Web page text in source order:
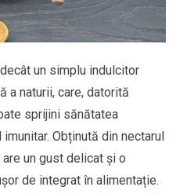
un simplu indulcitor
a naturii, care, datorită
sprijini sănătatea
Obținută din nectarul
un gust delicat și o
de integrat în alimentație.